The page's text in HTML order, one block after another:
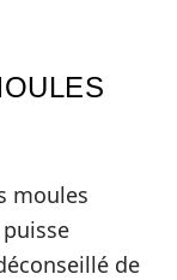
moules
de